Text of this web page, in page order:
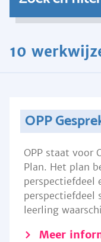
10
OPP
OPP staat voor
Plan. Het plan
perspectiefdeel
perspectiefdeel
leerling
Meer